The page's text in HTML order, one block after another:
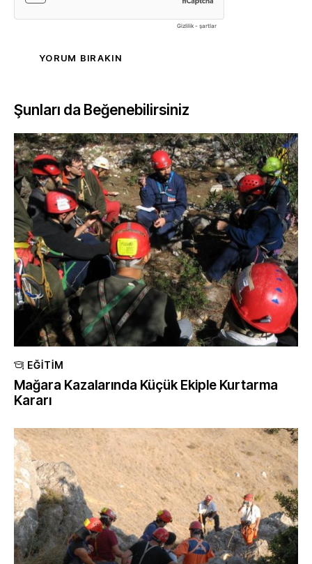
Şunları da Beğenebilirsiniz
EĞITIM
Mağara Kazalarında Küçük Ekiple Kurtarma
Kararı